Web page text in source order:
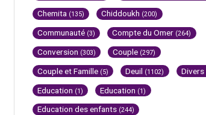
Chemita (135) Chiddoukh (200)
Communauté (3) Compte du Omer (264)
Conversion (303) Couple (297)
Couple et Famille (5) Deuil (1102) Divers
Education (1) Education (1)
Education des enfants (244)